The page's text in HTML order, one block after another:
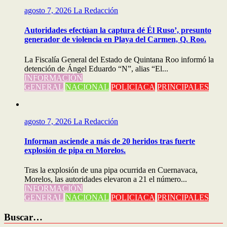
agosto 7, 2026 La Redacción
Autoridades efectúan la captura dé Él Ruso’, presunto
generador de violencia en Playa del Carmen, Q. Roo.
La Fiscalía General del Estado de Quintana Roo informó la
detención de Ángel Eduardo “N”, alias “El...
INFORMACIÓN
GENERAL NACIONAL POLICIACA PRINCIPALES
agosto 7, 2026 La Redacción
Informan asciende a más de 20 heridos tras fuerte
explosión de pipa en Morelos.
Tras la explosión de una pipa ocurrida en Cuernavaca,
Morelos, las autoridades elevaron a 21 el número...
INFORMACIÓN
GENERAL NACIONAL POLICIACA PRINCIPALES
Buscar…